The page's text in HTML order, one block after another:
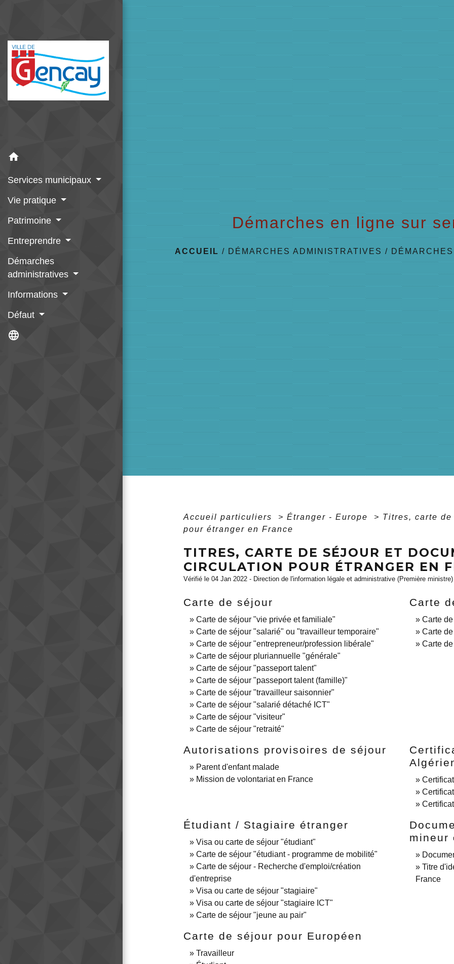
home
Services municipaux
Vie pratique
Patrimoine
Entreprendre
Démarches
administratives
Informations
Défaut
language
Démarches en ligne sur
ACCUEIL / DÉMARCHES ADMINISTRATIVES /
Accueil particuliers > Étranger - Europe > Titres, carte
pour étranger en France
TITRES, CARTE DE SÉJOUR ET
CIRCULATION POUR ÉTRANGER EN
Vérifié le 04 Jan 2022 - Direction de l'information légale et administrative (Première ministre)
Carte de séjour
Carte de séjour "vie privée et familiale"
Carte de séjour "salarié" ou "travailleur temporaire"
Carte de séjour "entrepreneur/profession libérale"
Carte de séjour pluriannuelle "générale"
Carte de séjour "passeport talent"
Carte de séjour "passeport talent (famille)"
Carte de séjour "travailleur saisonnier"
Carte de séjour "salarié détaché ICT"
Carte de séjour "visiteur"
Carte de séjour "retraité"
Carte
Carte
Carte
Carte
Autorisations provisoires de séjour
Parent d'enfant malade
Mission de volontariat en France
Étudiant / Stagiaire étranger
Visa ou carte de séjour "étudiant"
Carte de séjour "étudiant - programme de mobilité"
Carte de séjour - Recherche d'emploi/création
d'entreprise
Visa ou carte de séjour "stagiaire"
Visa ou carte de séjour "stagiaire ICT"
Carte de séjour "jeune au pair"
mineur
Titre
France
Carte de séjour pour Européen
Travailleur